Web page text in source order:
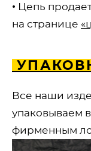
• Цепь
на странице
Все наши
упаковываем
фирменным